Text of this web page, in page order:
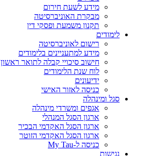
מידע לשעת חירום
מבקרת האוניברסיטה
תקנון משמעת ופסקי דין
לימודים
רישום לאוניברסיטה
מידע למתעניינים בלימודים
חישוב סיכויי קבלה לתואר ראשון
לוח שנת הלימודים
ידיעונים
כניסה לאזור האישי
סגל ומינהלה
אגפים ומשרדי מינהלה
ארגון הסגל המנהלי
ארגון הסגל האקדמי הבכיר
ארגון הסגל האקדמי הזוטר
כניסה ל-My Tau
נגישות